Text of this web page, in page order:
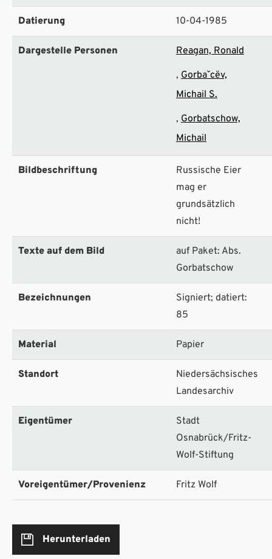
Datierung 10-04-1985
Dargestelle Personen
Reagan, Ronald
Gorbaˇcëv,
Michail S.
Gorbatschow,
Michail
Bildbeschriftung
Russische Eier
mag er
grundsätzlich
nicht!
Texte auf dem Bild
auf Paket: Abs.
Gorbatschow
Bezeichnungen
Signiert; datiert:
85
Material Papier
Standort
Niedersächsisches
Landesarchiv
Eigentümer
Stadt
Osnabrück/Fritz-
Wolf-Stiftung
Voreigentümer/Provenienz Fritz Wolf
Herunterladen